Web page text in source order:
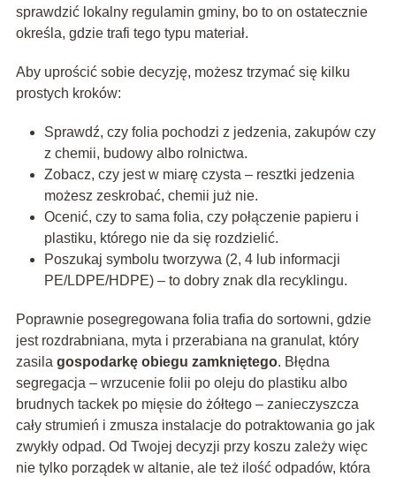
sprawdzić lokalny regulamin gminy, bo to on ostatecznie
określa, gdzie trafi tego typu materiał.
Aby uprościć sobie decyzję, możesz trzymać się kilku
prostych kroków:
Sprawdź, czy folia pochodzi z jedzenia, zakupów czy
z chemii, budowy albo rolnictwa.
Zobacz, czy jest w miarę czysta – resztki jedzenia
możesz zeskrobać, chemii już nie.
Ocenić, czy to sama folia, czy połączenie papieru i
plastiku, którego nie da się rozdzielić.
Poszukaj symbolu tworzywa (2, 4 lub informacji
PE/LDPE/HDPE) – to dobry znak dla recyklingu.
Poprawnie posegregowana folia trafia do sortowni, gdzie
jest rozdrabniana, myta i przerabiana na granulat, który
zasila gospodarkę obiegu zamkniętego. Błędna
segregacja – wrzucenie folii po oleju do plastiku albo
brudnych tackek po mięsie do żółtego – zanieczyszcza
cały strumień i zmusza instalacje do potraktowania go jak
zwykły odpad. Od Twojej decyzji przy koszu zależy więc
nie tylko porządek w altanie, ale też ilość odpadów, która